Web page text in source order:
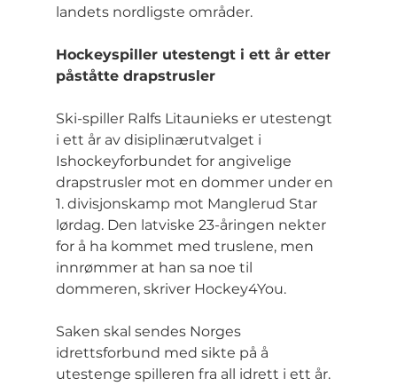
landets nordligste områder.
Hockeyspiller utestengt i ett år etter
påståtte drapstrusler
Ski-spiller Ralfs Litaunieks er utestengt
i ett år av disiplinærutvalget i
Ishockeyforbundet for angivelige
drapstrusler mot en dommer under en
1. divisjonskamp mot Manglerud Star
lørdag. Den latviske 23-åringen nekter
for å ha kommet med truslene, men
innrømmer at han sa noe til
dommeren, skriver Hockey4You.
Saken skal sendes Norges
idrettsforbund med sikte på å
utestenge spilleren fra all idrett i ett år.